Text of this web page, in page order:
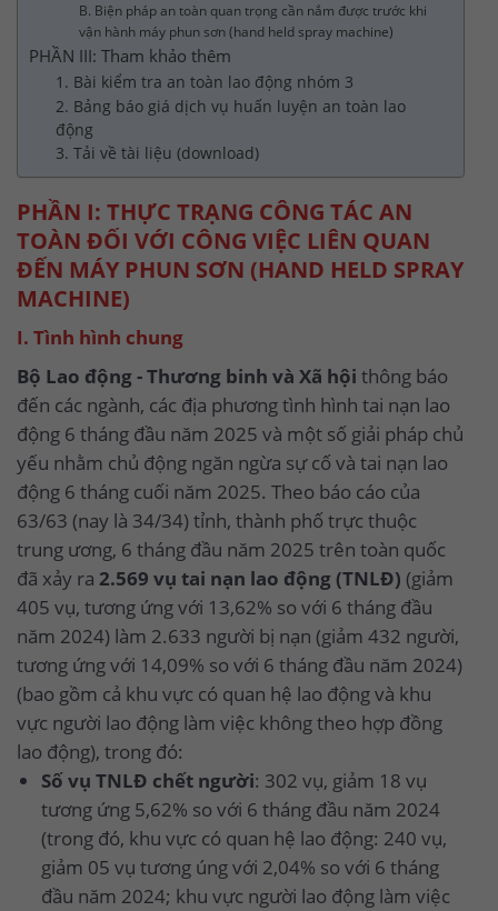
B. Biện pháp an toàn quan trọng cần nắm được trước khi
vận hành máy phun sơn (hand held spray machine)
PHẦN III: Tham khảo thêm
1. Bài kiểm tra an toàn lao động nhóm 3
2. Bảng báo giá dịch vụ huấn luyện an toàn lao
động
3. Tải về tài liệu (download)
PHẦN I: THỰC TRẠNG CÔNG TÁC AN
TOÀN ĐỐI VỚI CÔNG VIỆC LIÊN QUAN
ĐẾN MÁY PHUN SƠN (HAND HELD SPRAY
MACHINE)
I. Tình hình chung
Bộ Lao động - Thương binh và Xã hội thông báo
đến các ngành, các địa phương tình hình tai nạn lao
động 6 tháng đầu năm 2025 và một số giải pháp chủ
yếu nhằm chủ động ngăn ngừa sự cố và tai nạn lao
động 6 tháng cuối năm 2025. Theo báo cáo của
63/63 (nay là 34/34) tỉnh, thành phố trực thuộc
trung ương, 6 tháng đầu năm 2025 trên toàn quốc
đã xảy ra 2.569 vụ tai nạn lao động (TNLĐ) (giảm
405 vụ, tương ứng với 13,62% so với 6 tháng đầu
năm 2024) làm 2.633 người bị nạn (giảm 432 người,
tương ứng với 14,09% so với 6 tháng đầu năm 2024)
(bao gồm cả khu vực có quan hệ lao động và khu
vực người lao động làm việc không theo hợp đồng
lao động), trong đó:
Số vụ TNLĐ chết người: 302 vụ, giảm 18 vụ
tương ứng 5,62% so với 6 tháng đầu năm 2024
(trong đó, khu vực có quan hệ lao động: 240 vụ,
giảm 05 vụ tương úng với 2,04% so với 6 tháng
đầu năm 2024; khu vực người lao động làm việc